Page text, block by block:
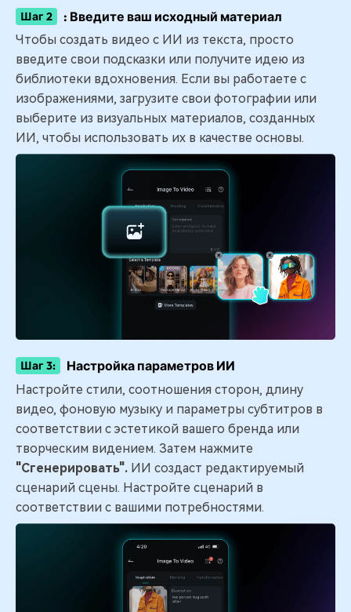
Шаг 2 : Введите ваш исходный материал
Чтобы создать видео с ИИ из текста, просто
введите свои подсказки или получите идею из
библиотеки вдохновения. Если вы работаете с
изображениями, загрузите свои фотографии или
выберите из визуальных материалов, созданных
ИИ, чтобы использовать их в качестве основы.
Шаг 3: Настройка параметров ИИ
Настройте стили, соотношения сторон, длину
видео, фоновую музыку и параметры субтитров в
соответствии с эстетикой вашего бренда или
творческим видением. Затем нажмите
"Сгенерировать". ИИ создаст редактируемый
сценарий сцены. Настройте сценарий в
соответствии с вашими потребностями.